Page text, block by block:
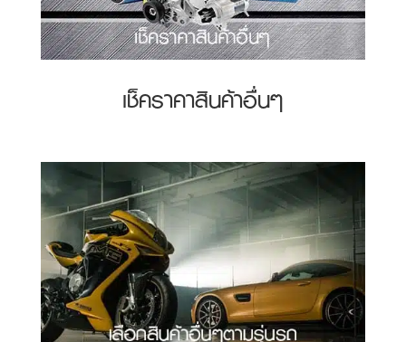
เช็คราคาสินค้าอื่นๆ